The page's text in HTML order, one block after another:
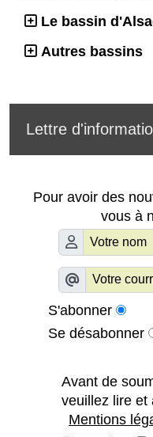
Le bassin
Autres bassins
Lettre
Pour avoir des
vous à
S'abonner
Se désabonner
Avant de
veuillez lire et
Mentions